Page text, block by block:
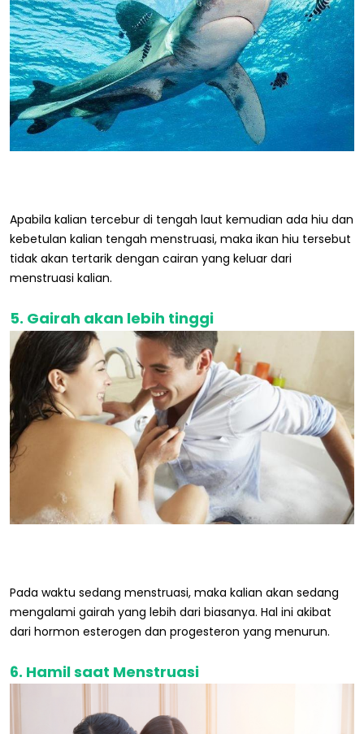
Apabila kalian tercebur di tengah laut kemudian ada hiu dan
kebetulan kalian tengah menstruasi, maka ikan hiu tersebut
tidak akan tertarik dengan cairan yang keluar dari
menstruasi kalian.
5. Gairah akan lebih tinggi
Pada waktu sedang menstruasi, maka kalian akan sedang
mengalami gairah yang lebih dari biasanya. Hal ini akibat
dari hormon esterogen dan progesteron yang menurun.
6. Hamil saat Menstruasi